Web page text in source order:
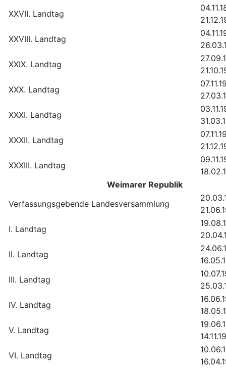
XXVII. Landtag
XXVIII. Landtag
XXIX. Landtag
XXX. Landtag
XXXI. Landtag
XXXII. Landtag
XXXIII. Landtag
Weimarer Republik
Verfassungsgebende Landesversammlung
I. Landtag
II. Landtag
III. Landtag
IV. Landtag
V. Landtag
VI. Landtag